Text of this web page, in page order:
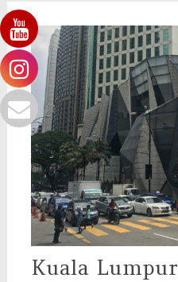
Kuala Lumpur